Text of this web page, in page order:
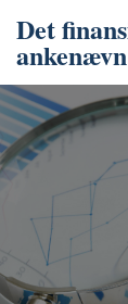
Det
ankenævn